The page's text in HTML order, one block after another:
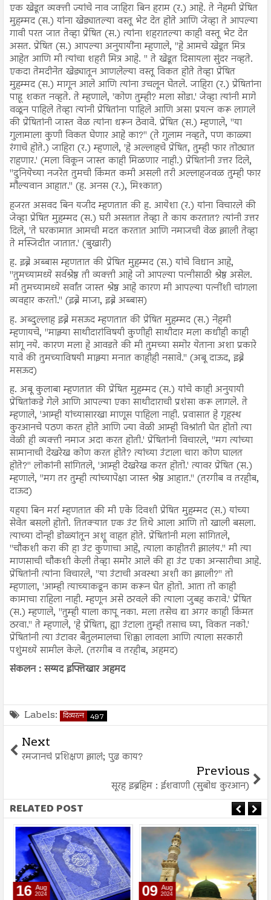
एक खेडूत व्यक्ती ज्यांचे नाव जाहिरा बिन हराम (र.) आहे. ते नेहमी प्रेषित
मुहम्मद (स.) यांना खेड्यातल्या वस्तू भेट देत होते आणि जेव्हा ते आपल्या
गावी परत जात तेव्हा प्रेषित (स.) त्यांना शहरातल्या काही वस्तू भेट देत
असत. प्रेषित (स.) आपल्या अनुयायींना म्हणाले, "हे आमचे खेडूत मित्र
आहेत आणि मी त्यांचा शहरी मित्र आहे. " ते खेडूत दिसायला सुंदर नव्हते.
एकदा तेमदीनेत खेड्यातून आणलेल्या वस्तू विकत होते तेव्हा प्रेषित
मुहम्मद (स.) मागून आले आणि त्यांना उचलून घेतले. जाहिरा (र.) प्रेषितांना
पाहू शकत नव्हते. ते म्हणाले, 'कोण तुम्ही? मला सोडा.' जेव्हा त्यांनी मागे
वळून पाहिले तेव्हा त्यांनी प्रेषितांना पाहिले आणि असा प्रयत्न करू लागले
की प्रेषितांनी जास्त वेळ त्यांना धरून ठेवावे. प्रेषित (स.) म्हणाले, "या
गुलामाला कुणी विकत घेणार आहे का?" (ते गुलाम नव्हते, पण काळ्या
रंगाचे होते.) जाहिरा (र.) म्हणाले, 'हे अल्लाहचे प्रेषित, तुम्ही फार तोट्यात
राहणार.' (मला विकून जास्त काही मिळणार नाही.) प्रेषितांनी उत्तर दिले,
"दुनियेच्या नजरेत तुमची किंमत कमी असली तरी अल्लाहजवळ तुम्ही फार
मौल्यवान आहात." (ह. अनस (र.), मिश्कात)
हजरत असवद बिन यजीद म्हणतात की ह. आयेशा (र.) यांना विचारले की
जेव्हा प्रेषित मुहम्मद (स.) घरी असतात तेव्हा ते काय करतात? त्यांनी उत्तर
दिले, 'ते घरकामात आमची मदत करतात आणि नमाजची वेळ झाली तेव्हा
ते मस्जिदीत जातात.' (बुखारी)
ह. इब्ने अब्बास म्हणतात की प्रेषित मुहम्मद (स.) यांचे विधान आहे,
"तुमच्यामध्ये सर्वश्रेष्ठ ती व्यक्ती आहे जो आपल्या पत्नीसाठी श्रेष्ठ असेल.
मी तुमच्यामध्ये सर्वांत जास्त श्रेष्ठ आहे कारण मी आपल्या पत्नींशी चांगला
व्यवहार करतो." (इब्ने माजा, इब्ने अब्बास)
ह. अब्दुल्लाह इब्ने मसऊद म्हणतात की प्रेषित मुहम्मद (स.) नेहमी
म्हणायचे, "माझ्या साथीदारांविषयी कुणीही साथीदार मला कधीही काही
सांगू नये. कारण मला हे आवडते की मी तुमच्या समोर येताना अशा प्रकारे
यावे की तुमच्याविषयी माझ्या मनात काहीही नसावे." (अबू दाऊद, इब्ने
मसऊद)
ह. अबू कुलाबा म्हणतात की प्रेषित मुहम्मद (स.) यांचे काही अनुयायी
प्रेषितांकडे गेले आणि आपल्या एका साथीदाराची प्रशंसा करू लागले. ते
म्हणाले, 'आम्ही यांच्यासारखा माणूस पाहिला नाही. प्रवासात हे गृहस्थ
कुरआनचे पठण करत होते आणि ज्या वेळी आम्ही विश्रांती घेत होतो त्या
वेळी ही व्यक्ती नमाज अदा करत होती.' प्रेषितांनी विचारले, "मग त्यांच्या
सामानाची देखरेख कोण करत होते? त्यांच्या उंटाला चारा कोण घालत
होते?" लोकांनी सांगितले, 'आम्ही देखरेख करत होतो.' त्यावर प्रेषित (स.)
म्हणाले, "मग तर तुम्ही त्यांच्यापेक्षा जास्त श्रेष्ठ आहात." (तरगीब व तरहीब,
दाऊद)
यहया बिन मर्रा म्हणतात की मी एके दिवशी प्रेषित मुहम्मद (स.) यांच्या
सेवेत बसलो होतो. तितक्यात एक उंट तिथे आला आणि तो खाली बसला.
त्याच्या दोन्ही डोळ्यांतून अश्रू वाहत होते. प्रेषितांनी मला सांगितले,
"चौकशी करा की हा उंट कुणाचा आहे, त्याला काहीतरी झालंय." मी त्या
माणसाची चौकशी केली तेव्हा समोर आले की हा उंट एका अन्सारीचा आहे.
प्रेषितांनी त्यांना विचारले, "या उंटाची अवस्था अशी का झाली?" तो
म्हणाला, 'आम्ही त्याच्याकडून काम करून घेत होतो. आता तो काही
कामाचा राहिला नाही. म्हणून असे ठरवले की त्याला जुबह करावे.' प्रेषित
(स.) म्हणाले, "तुम्ही याला कापू नका. मला तसेच द्या अगर काही किंमत
ठरवा." ते म्हणाले, 'हे प्रेषिता, ह्या उंटाला तुम्ही तसाच घ्या, विकत नको.'
प्रेषितांनी त्या उंटावर बैतुलमालचा शिक्का लावला आणि त्याला सरकारी
पशुंमध्ये सामील केले. (तरगीब व तरहीब, अहमद)
संकलन : सय्यद इफ्तिखार अहमद
Labels: दिव्यरत्न 497
Next
रमजानचं प्रशिक्षण झालं; पुढ काय?
Previous
सूरह इब्रहिम : ईशवाणी (सुबोध कुरआन)
RELATED POST
16 Aug
2024 09 Aug
2024